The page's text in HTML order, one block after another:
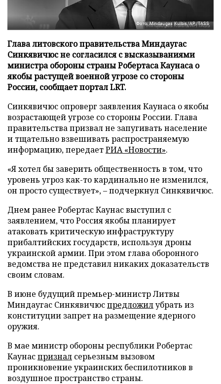
Фото: Mindaugas Kulbis/AP/TASS
Глава литовского правительства Миндаугас
Синкявичюс не согласился с высказываниями
министра обороны страны Робертаса Каунаса о
якобы растущей военной угрозе со стороны
России, сообщает портал LRT.
Синкявичюс опроверг заявления Каунаса о якобы
возрастающей угрозе со стороны России. Глава
правительства призвал не запугивать население
и тщательно взвешивать распространяемую
информацию, передаетРИА «Новости».
«Я хотел бы заверить общественность в том, что
уровень угроз как-то кардинально не изменился,
он просто существует», – подчеркнул Синкявичюс.
Днем ранее Робертас Каунас выступил с
заявлением, что Россия якобы планирует
атаковать критическую инфраструктуру
прибалтийских государств, используя дроны
украинской армии. При этом глава оборонного
ведомства не представил никаких доказательств
своим словам.
В июне будущий премьер-министр Литвы
Миндаугас Синкявичюспредложилубрать из
конституции запрет на размещение ядерного
оружия.
В мае министр обороны республики Робертас
Каунаспризнал серьезным вызовом
проникновение украинских беспилотников в
воздушное пространство страны.